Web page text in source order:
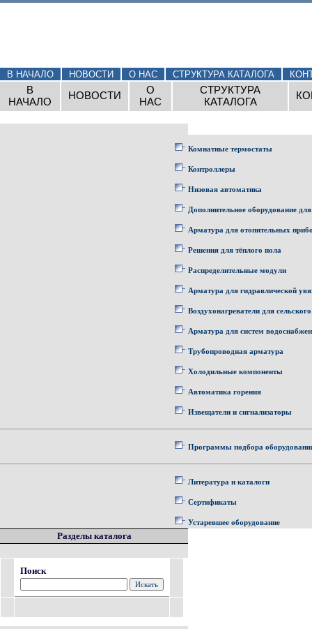
В НАЧАЛО НОВОСТИ О НАС СТРУКТУРА КАТАЛОГА
В
НАЧАЛО
НОВОСТИ
О
НАС
СТРУКТУРА
КАТАЛОГА
Комнатные термостаты
Контроллеры
Низовая автоматика
Дополнительное оборудование
Арматура для отопительных
Решения для тёплого пола
Распределительные модули
Арматура для гидравлической
Воздухонагреватели для
Арматура для систем
Трубопроводная арматура
Холодильные компоненты
Автоматика горения
Извещатели и сигнализаторы
Программы подбора
Литература и каталоги
Сертификаты
Устаревшее оборудование
Разделы каталога
Поиск